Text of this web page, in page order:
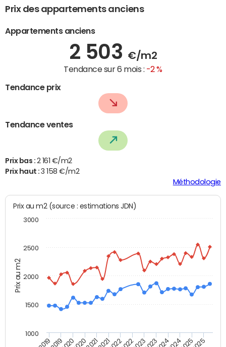
Prix des appartements anciens
Appartements anciens
2 503 €/m2
Tendance sur 6 mois : -2 %
Tendance prix
Tendance ventes
Prix bas : 2 161 €/m2
Prix haut :3 158 €/m2
Méthodologie
Prix au m2
Prix au m2 (source : estimations JDN)
1500
2000
2500
1000
3000